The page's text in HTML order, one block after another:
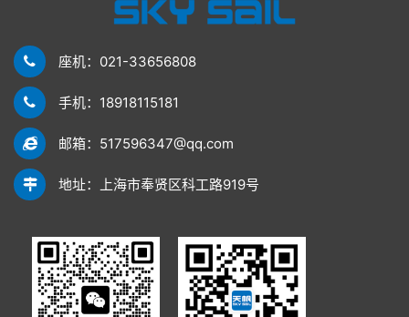
座机：021-33656808
手机：18918115181
邮箱：517596347@qq.com
地址：上海市奉贤区科工路919号